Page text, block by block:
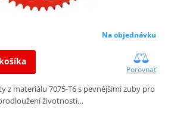
Na objednávku
Porovnať
z materiálu 7075-T6 s pevnějšími zuby pro
životnosti…